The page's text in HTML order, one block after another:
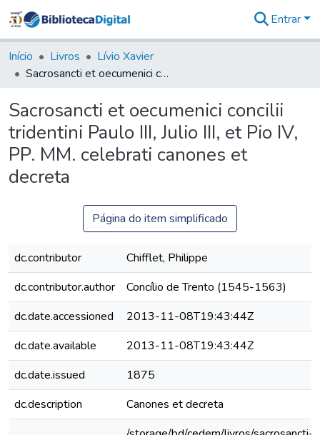
&
Coleções
Tudo na
Digital
Estatísticas
Entrar
Início Livros
Lívio Xavier
Sacrosancti et oecumenici concilii tridentini Paulo III, Julio III, et Pio IV, PP. MM. celebrati canones et decreta
Sacrosancti et oecumenici concilii
tridentini Paulo III, Julio III, et Pio IV,
PP. MM. celebrati canones et
decreta
Página do item simplificado
dc.contributor
Chifflet, Philippe
dc.contributor.author
Concílio de Trento (1545-1563)
dc.date.accessioned
2013-11-08T19:43:44Z
dc.date.available
2013-11-08T19:43:44Z
dc.date.issued
1875
dc.description
Canones et decreta